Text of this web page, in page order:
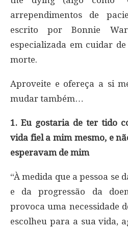
arrependimentos de
escrito por Bonnie
especializada em cuidar
morte.
Aproveite e ofereça a si
mudar também…
1. Eu gostaria de ter tido
vida fiel a mim mesmo, e
esperavam de mim
“À medida que a pessoa se
e da progressão da
provoca uma necessidade
escolheu para a sua vida,